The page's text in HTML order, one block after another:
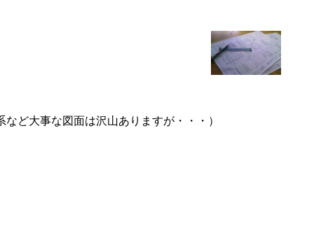
ど大事な図面は沢山ありますが・・・）